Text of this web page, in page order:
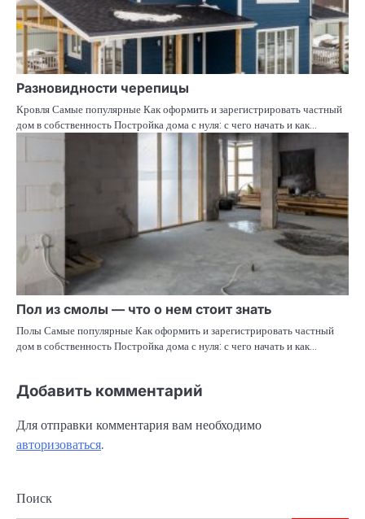
Разновидности черепицы
Кровля Самые популярные Как оформить и зарегистрировать частный
дом в собственность Постройка дома с нуля: с чего начать и как…
Пол из смолы — что о нем стоит знать
Полы Самые популярные Как оформить и зарегистрировать частный
дом в собственность Постройка дома с нуля: с чего начать и как…
Добавить комментарий
Для отправки комментария вам необходимо
авторизоваться.
Поиск